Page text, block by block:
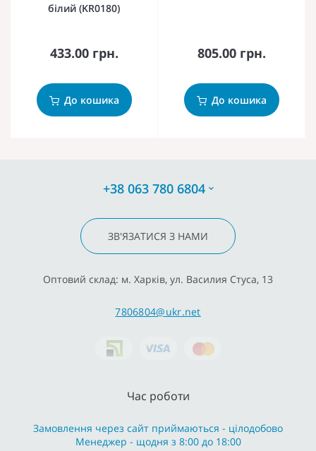
білий (KR0180)
433.00 грн.
До кошика
805.00 грн.
До кошика
+38 063 780 6804
ЗВ'ЯЗАТИСЯ З НАМИ
Оптовий склад: м. Харків, ул. Василия Стуса, 13
7806804@ukr.net
Час роботи
Замовлення через сайт приймаються - цілодобово
Менеджер - щодня з 8:00 до 18:00